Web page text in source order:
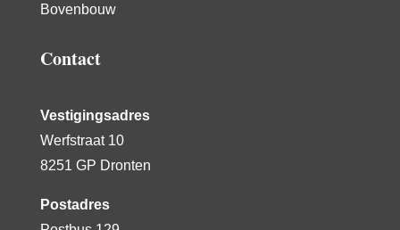
Bovenbouw
Contact
Vestigingsadres
Werfstraat 10
8251 GP Dronten
Postadres